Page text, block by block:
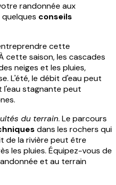
randonnée aux
conseils
cette
cette saison, les cascades
neiges et les pluies,
L'été, le débit d'eau peut
l'eau stagnante peut
du terrain. Le parcours
dans les rochers qui
de la rivière peut être
les pluies. Équipez-vous de
et au terrain